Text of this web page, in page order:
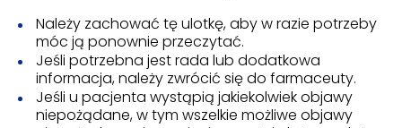
Należy zachować tę ulotkę, aby w razie potrzeby
móc ją ponownie przeczytać.
Jeśli potrzebna jest rada lub dodatkowa
informacja, należy zwrócić się do farmaceuty.
Jeśli u pacjenta wystąpią jakiekolwiek objawy
niepożądane, w tym wszelkie możliwe objawy